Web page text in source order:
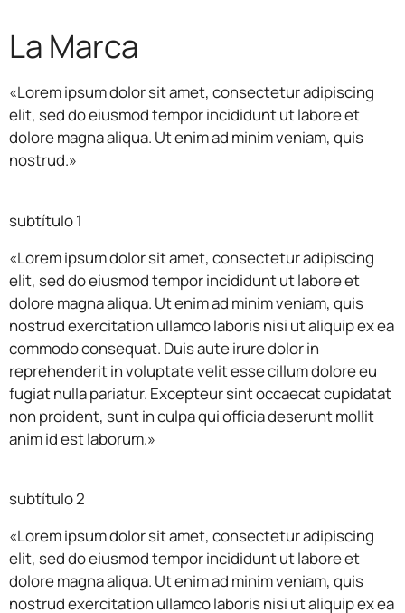
La Marca
«Lorem ipsum dolor sit amet, consectetur adipiscing
elit, sed do eiusmod tempor incididunt ut labore et
dolore magna aliqua. Ut enim ad minim veniam, quis
nostrud.»
subtítulo 1
«Lorem ipsum dolor sit amet, consectetur adipiscing
elit, sed do eiusmod tempor incididunt ut labore et
dolore magna aliqua. Ut enim ad minim veniam, quis
nostrud exercitation ullamco laboris nisi ut aliquip ex ea
commodo consequat. Duis aute irure dolor in
reprehenderit in voluptate velit esse cillum dolore eu
fugiat nulla pariatur. Excepteur sint occaecat cupidatat
non proident, sunt in culpa qui officia deserunt mollit
anim id est laborum.»
subtítulo 2
«Lorem ipsum dolor sit amet, consectetur adipiscing
elit, sed do eiusmod tempor incididunt ut labore et
dolore magna aliqua. Ut enim ad minim veniam, quis
nostrud exercitation ullamco laboris nisi ut aliquip ex ea